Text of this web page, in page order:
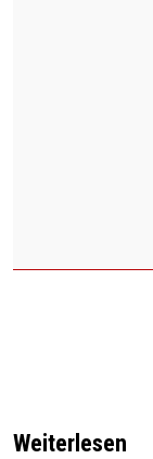
Weiterlesen